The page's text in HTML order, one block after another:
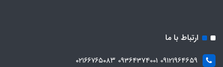
ارتباط با ما
09121964659 09364374001 ۰۲۱۶۶۷۶۵۰۸۳